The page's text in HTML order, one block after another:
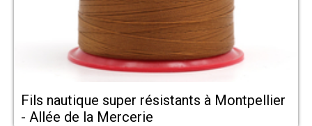
Fils nautique super résistants à Montpellier
- Allée de la Mercerie